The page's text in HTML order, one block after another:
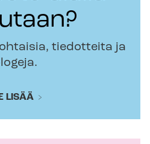
tiedotteita ja
LISÄÄ